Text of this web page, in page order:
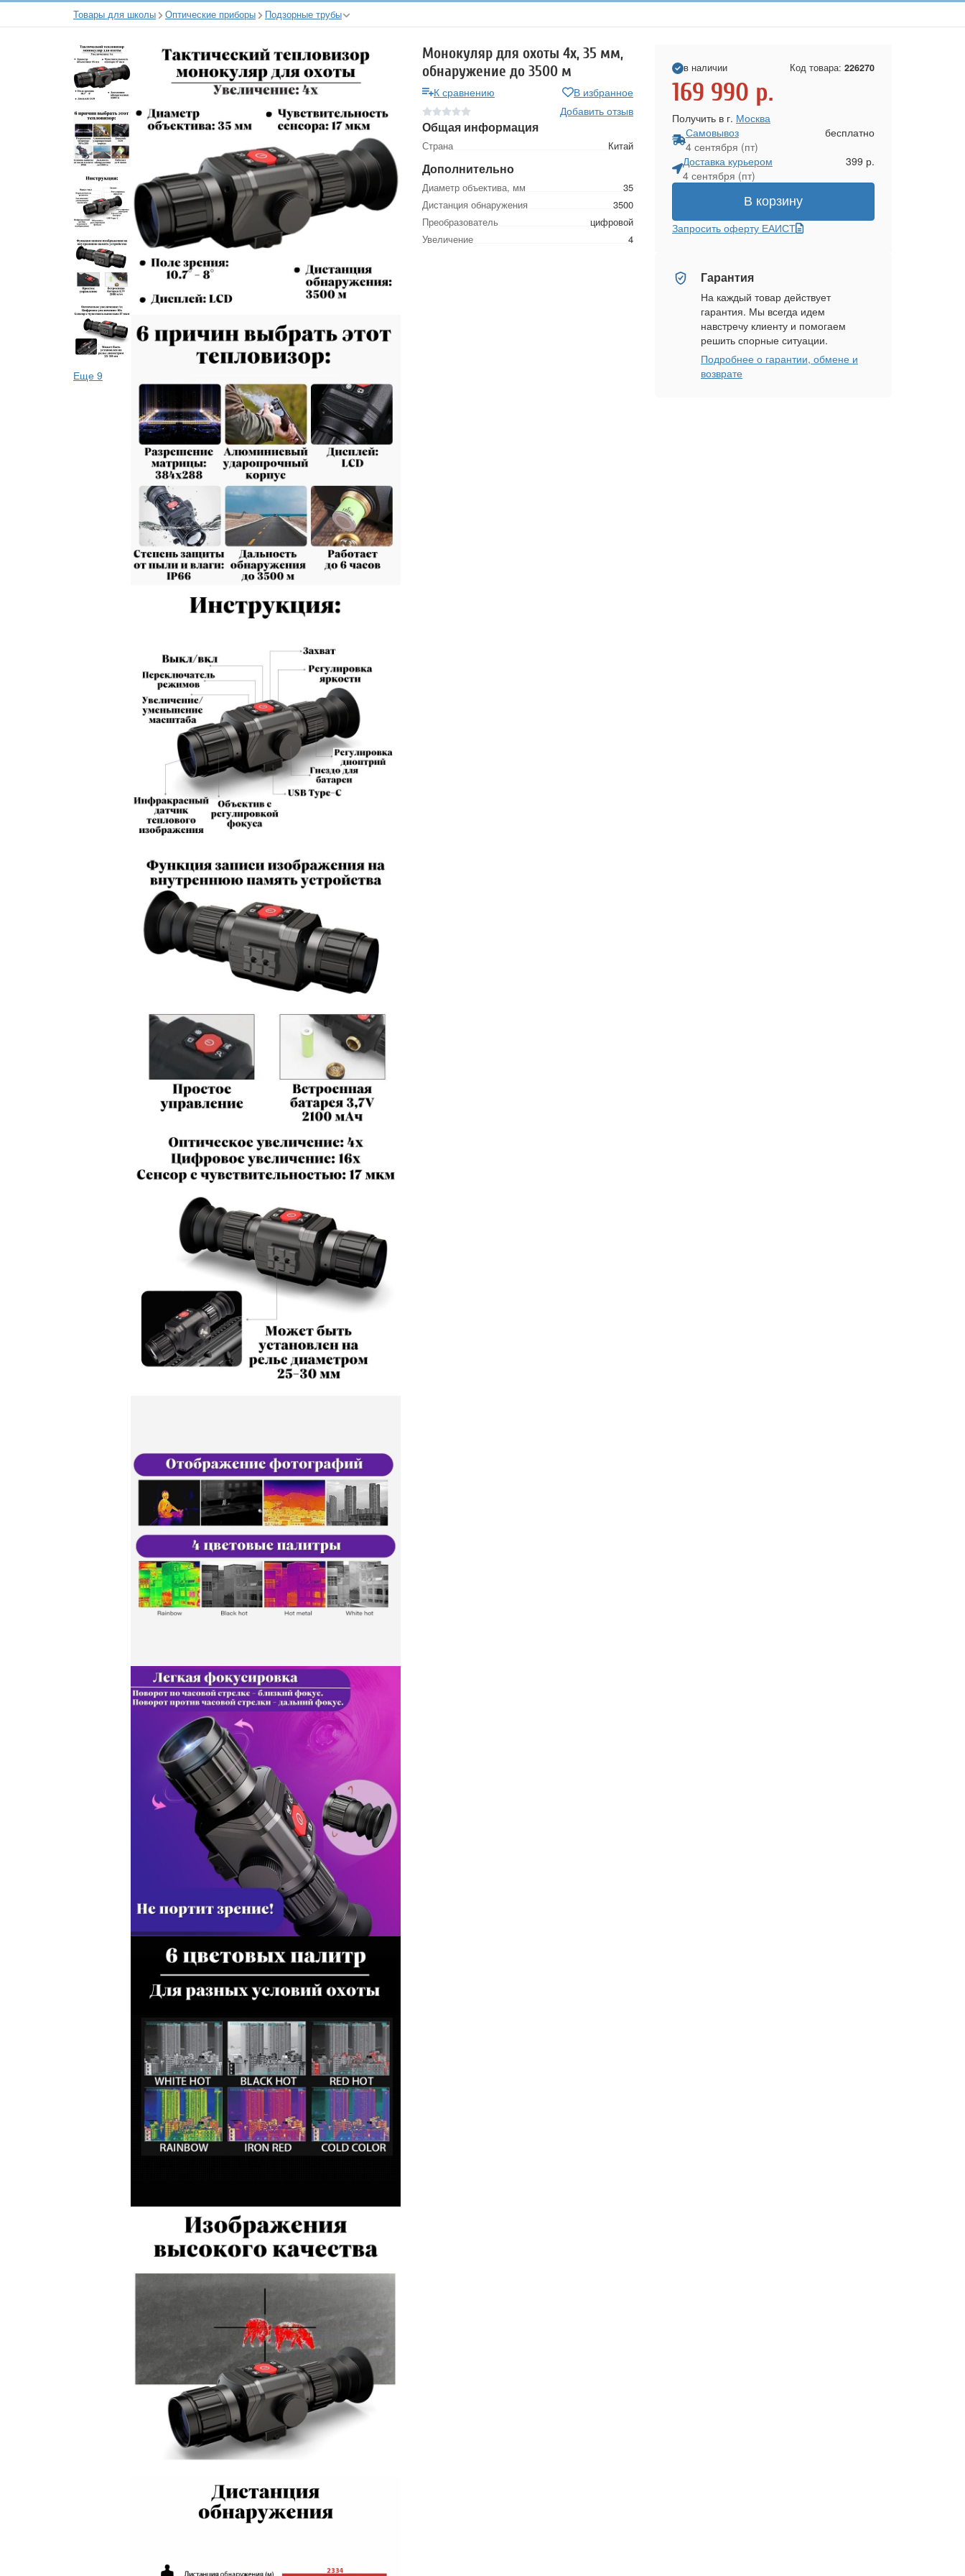
Товары для школы Оптические приборы Подзорные трубы
Еще 9
Монокуляр для охоты 4х, 35 мм,
обнаружение до 3500 м
К сравнению
В избранное
Добавить отзыв
Общая информация
Страна Китай
Дополнительно
Диаметр объектива, мм
35
Дистанция обнаружения
3500
Преобразователь
цифровой
Увеличение
4
в наличии Код товара: 226270
169 990 р.
Получить в г. Москва
Самовывоз
4 сентября (пт)
бесплатно
Доставка курьером
4 сентября (пт)
399 р.
В корзину
Запросить оферту ЕАИСТ
Гарантия
На каждый товар действует
гарантия. Мы всегда идем
навстречу клиенту и помогаем
решить спорные ситуации.
Подробнее о гарантии, обмене и
возврате